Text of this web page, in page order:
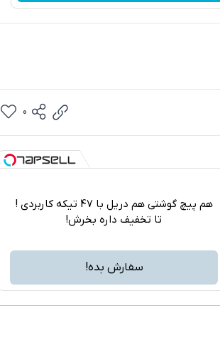
تلگرام
فیسبوک
0
هم پیچ گوشتی هم دریل با 47 تیکه کاربردی !
تا تخفیف داره بخرش!
سفارش بده!